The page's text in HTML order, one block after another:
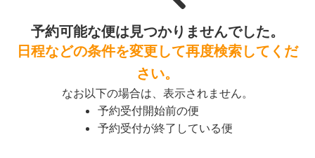
予約可能な便は見つかりませんでした。
日程などの条件を変更して再度検索してくだ
さい。
なお以下の場合は、表示されません。
予約受付開始前の便
予約受付が終了している便